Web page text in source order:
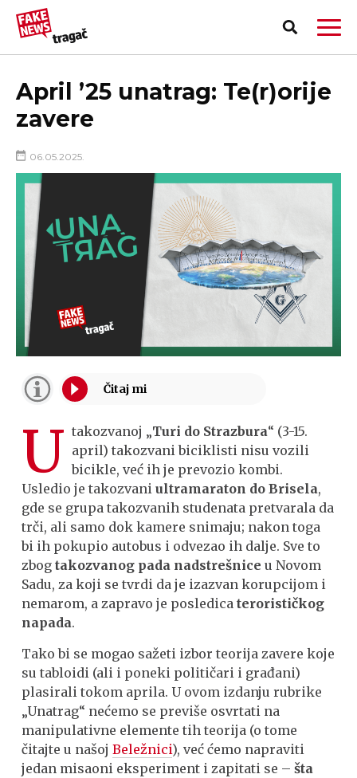
PRIJAVI LAŽNU VEST!
April ’25 unatrag: Te(r)orije
zavere
06.05.2025.
U takozvanoj „Turi do Strazbura“ (3-15.
april) takozvani biciklisti nisu vozili
bicikle, već ih je prevozio kombi.
Usledio je takozvaniultramaraton do Brisela,
gde se grupa takozvanih studenata pretvarala da
trči, ali samo dok kamere snimaju; nakon toga
bi ih pokupio autobus i odvezao ih dalje. Sve to
zbogtakozvanog pada nadstrešnice u Novom
Sadu, za koji se tvrdi da je izazvan korupcijom i
nemarom, a zapravo je posledicaterorističkog
napada.
Tako bi se mogao sažeti izbor teorija zavere koje
su tabloidi (ali i poneki političari i građani)
plasirali tokom aprila. U ovom izdanju rubrike
„Unatrag“ nećemo se previše osvrtati na
manipulativne elemente tih teorija (o tome
čitajte u našojBeležnici), već ćemo napraviti
jedan misaoni eksperiment i zapitati se –šta